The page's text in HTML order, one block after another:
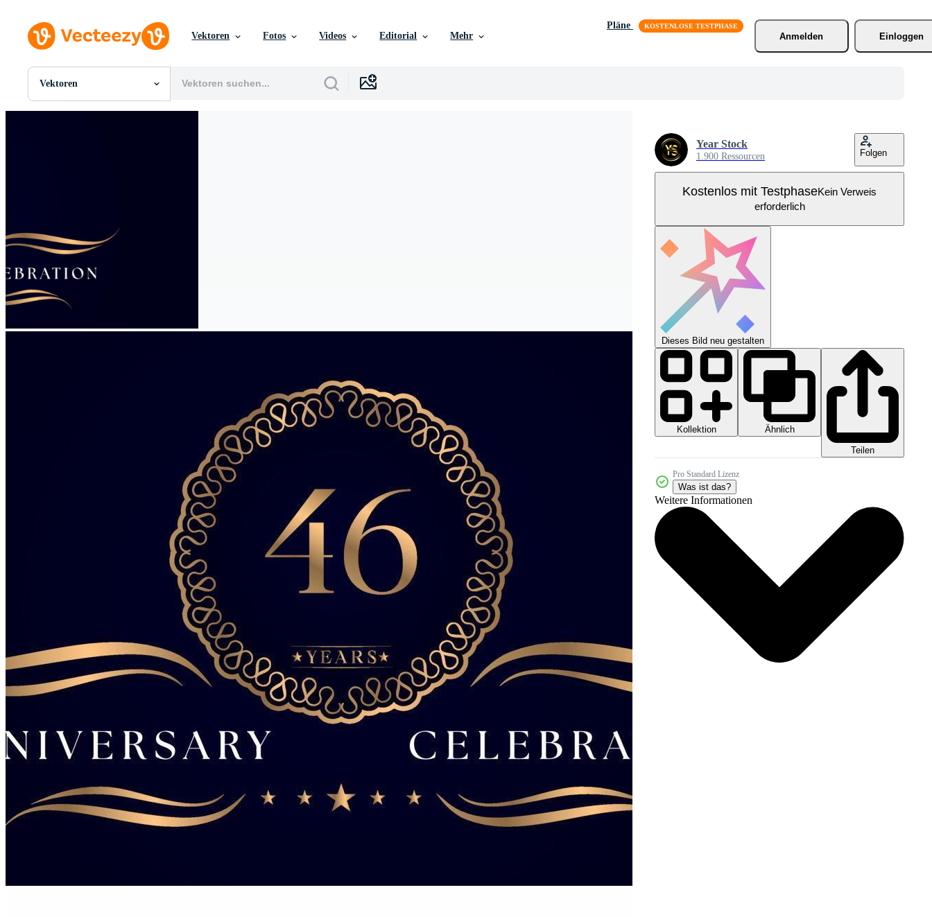
Vektoren Fotos Videos Editorial Mehr
Pläne
Anmelden
Einloggen
Vektoren
Alle Bilder
Redaktionelle Bilder
Redaktionelle Ereignisse
Year Stock
1.900 Ressourcen Folgen
Kostenlos mit TestphaseKein Verweis
erforderlich
Dieses Bild neu gestalten
Kollektion
Ähnlich
Teilen
Pro Standard Lizenz
Was ist das?
Weitere Informationen